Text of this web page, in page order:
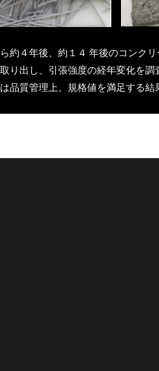
約４年後、約１４ 年後のコンク
り出し、引張強度の経年変化を調
品質管理上、規格値を満足する結